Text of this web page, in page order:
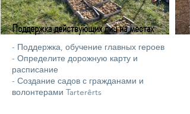
Поддержка действующих лиц на местах
- Поддержка, обучение главных героев
- Определите дорожную карту и
расписание
- Создание садов с гражданами и
волонтерами Tarterêrts